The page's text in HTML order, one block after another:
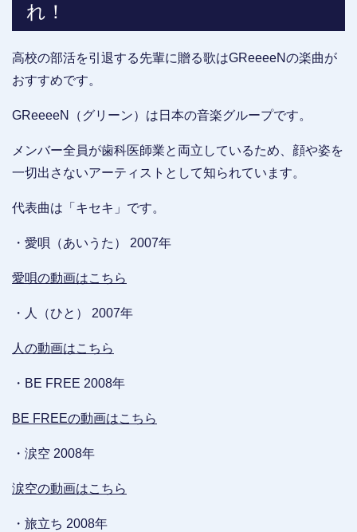
れ！
高校の部活を引退する先輩に贈る歌はGReeeeNの楽曲が
おすすめです。
GReeeeN（グリーン）は日本の音楽グループです。
メンバー全員が歯科医師業と両立しているため、顔や姿を
一切出さないアーティストとして知られています。
代表曲は「キセキ」です。
・愛唄（あいうた） 2007年
愛唄の動画はこちら
・人（ひと） 2007年
人の動画はこちら
・BE FREE 2008年
BE FREEの動画はこちら
・涙空 2008年
涙空の動画はこちら
・旅立ち 2008年